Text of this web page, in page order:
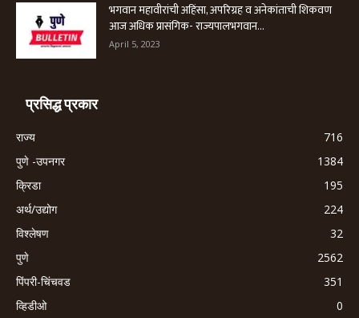
भगवान महावीरांची अहिंसा, अपरिग्रह व अनेकांताची शिकवण
आज अधिक प्रासंगिक- राज्यपालभगवान...
April 5, 2023
प्रसिद्ध प्रकार
राज्य
716
पुणे -उपनगर
1384
क्रिडा
195
अर्थ/उद्योग
224
विश्लेषण
32
पुणे
2562
पिंपरी-चिंचवड
351
व्हिडीओ
0